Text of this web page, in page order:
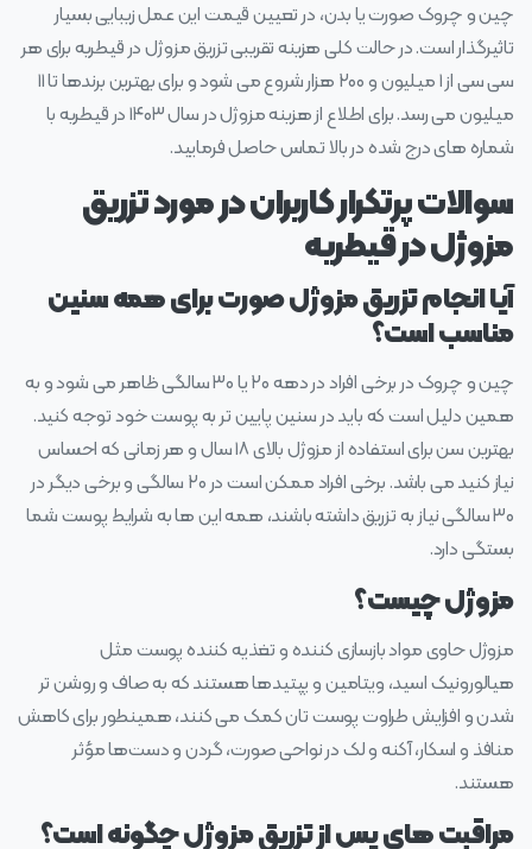
چین و چروک صورت یا بدن، در تعیین قیمت این عمل زیبایی بسیار
تاثیرگذار است. در حالت کلی هزینه تقریبی تزریق مزوژل در قیطریه برای هر
سی سی از ۱ میلیون و ۲۰۰ هزار شروع می شود و برای بهترین برندها تا ۱۱
میلیون می رسد. برای اطلاع از هزینه مزوژل در سال ۱۴۰۳ در قیطریه با
شماره های درج شده در بالا تماس حاصل فرمایید.
سوالات پرتکرار کاربران در مورد تزریق
مزوژل در قیطریه
آیا انجام تزریق مزوژل صورت برای همه سنین
مناسب است؟
چین و چروک در برخی افراد در دهه ۲۰ یا ۳۰ سالگی ظاهر می شود و به
همین دلیل است که باید در سنین پایین تر به پوست خود توجه کنید.
بهترین سن برای استفاده از مزوژل بالای ۱۸ سال و هر زمانی که احساس
نیاز کنید می باشد. برخی افراد ممکن است در ۲۰ سالگی و برخی دیگر در
۳۰ سالگی نیاز به تزریق داشته باشند، همه این ها به شرایط پوست شما
بستگی دارد.
مزوژل چیست؟
مزوژل حاوی مواد بازسازی کننده و تغذیه کننده پوست مثل
هیالورونیک اسید، ویتامین و پپتید‌ها هستند که به صاف و روشن‌ تر
شدن و افزایش طراوت پوست تان کمک می‌ کنند، همینطور برای کاهش
منافذ و اسکار، آکنه و لک در نواحی صورت، گردن و دست‌ها مؤثر
هستند.
مراقبت‌ های پس از تزریق مزوژل چگونه است؟